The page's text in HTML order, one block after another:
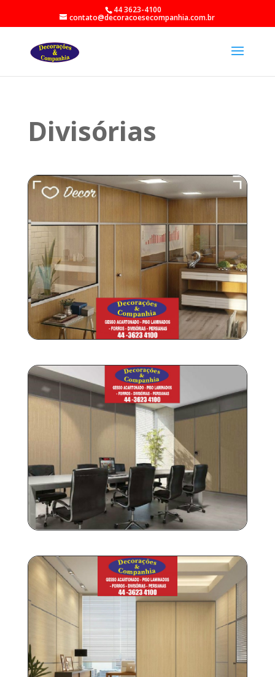
44 3623-4100
contato@decoracoesecompanhia.com.br
Divisórias